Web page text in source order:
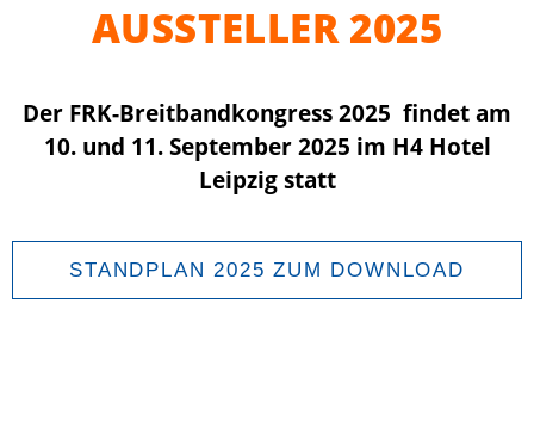
AUSSTELLER 2025
Der FRK-Breitbandkongress 2025 findet am
10. und 11. September 2025 im H4 Hotel
Leipzig statt
STANDPLAN 2025 ZUM DOWNLOAD